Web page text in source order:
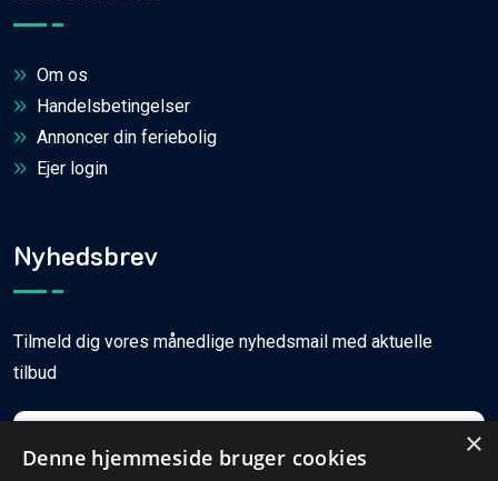
Om os
Handelsbetingelser
Annoncer din feriebolig
Ejer login
Nyhedsbrev
Tilmeld dig vores månedlige nyhedsmail med aktuelle
tilbud
×
Denne hjemmeside bruger cookies